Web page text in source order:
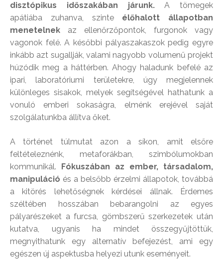
disztópikus időszakában járunk.A tömegek
apátiába zuhanva, szinte élőhalott állapotban
menetelnek az ellenőrzőpontok, furgonok vagy
vagonok felé. A későbbi pályaszakaszok pedig egyre
inkább azt sugallják, valami nagyobb volumenű projekt
húzódik meg a háttérben. Ahogy haladunk befelé az
ipari, laboratóriumi területekre, úgy megjelennek
különleges sisakok, melyek segítségével hathatunk a
vonuló emberi sokaságra, elménk erejével saját
szolgálatunkba állítva őket.
A történet túlmutat azon a síkon, amit elsőre
feltételeznénk, metaforákban, szimbólumokban
kommunikál.
Fókuszában az ember, társadalom,
manipuláció és a belsőbb érzelmi állapotok, továbbá
a kitörés lehetőségnek kérdései állnak. Érdemes
széltében hosszában bebarangolni az egyes
pályarészeket a furcsa, gömbszerű szerkezetek után
kutatva, ugyanis ha mindet összegyűjtöttük,
megnyithatunk egy alternatív befejezést, ami egy
egészen új aspektusba helyezi utunk eseményeit.